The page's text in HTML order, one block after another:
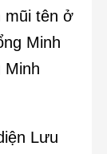
mũi tên ở
Minh
Minh
Lưu